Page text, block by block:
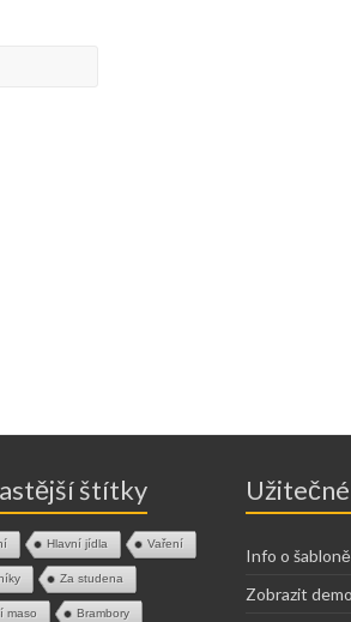
štítky
Hlavní jídla Vaření
Za studena
maso Brambory
Info o šabloně
Zobrazit demo